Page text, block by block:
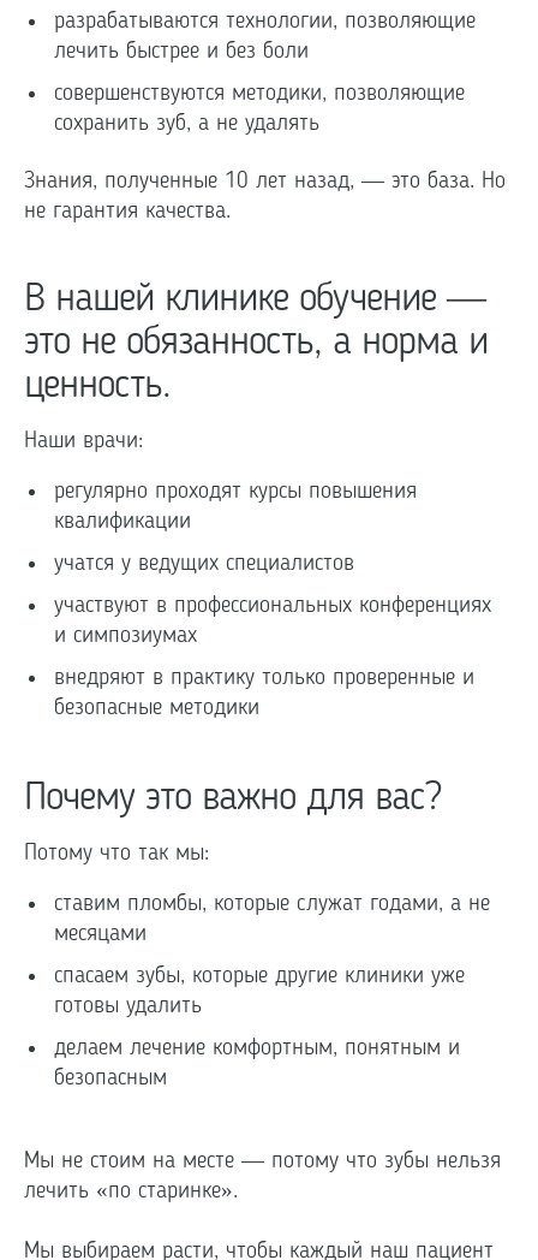
разрабатываются технологии, позволяющие
лечить быстрее и без боли
совершенствуются методики, позволяющие
сохранить зуб, а не удалять
Знания, полученные 10 лет назад, — это база. Но
не гарантия качества.
В нашей клинике обучение —
это не обязанность, а норма и
ценность.
Наши врачи:
регулярно проходят курсы повышения
квалификации
учатся у ведущих специалистов
участвуют в профессиональных конференциях
и симпозиумах
внедряют в практику только проверенные и
безопасные методики
Почему это важно для вас?
Потому что так мы:
ставим пломбы, которые служат годами, а не
месяцами
спасаем зубы, которые другие клиники уже
готовы удалить
делаем лечение комфортным, понятным и
безопасным
Мы не стоим на месте — потому что зубы нельзя
лечить «по старинке».
Мы выбираем расти, чтобы каждый наш пациент